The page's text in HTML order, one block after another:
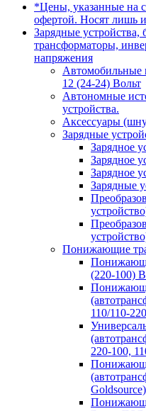
*Цены, указанные на
офертой. Носят лишь
Зарядные устройства,
трансформаторы,
напряжения
Автомобильные
12 (24-24) Вольт
Автономные
устройства.
Аксессуары
Зарядные
Зарядное
Зарядное
Зарядное
Зарядные
Понижающие
(220-100)
110/110-
220-100,